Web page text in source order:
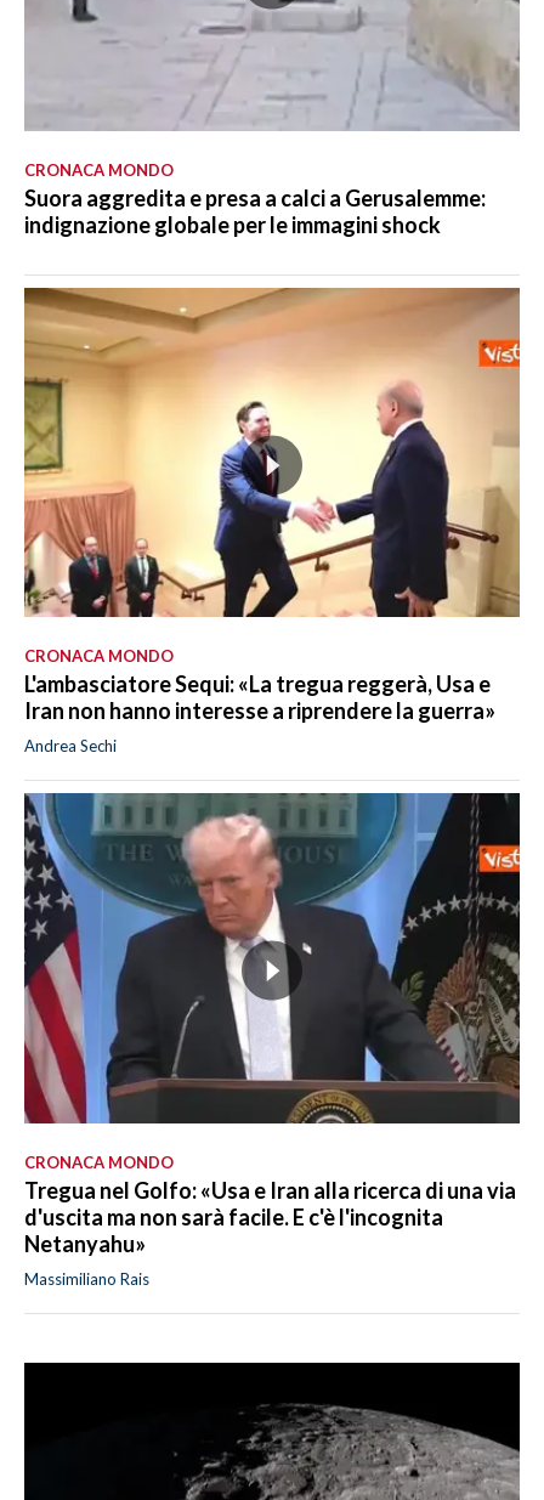
CRONACA MONDO
Suora aggredita e presa a calci a Gerusalemme:
indignazione globale per le immagini shock
CRONACA MONDO
L'ambasciatore Sequi: «La tregua reggerà, Usa e
Iran non hanno interesse a riprendere la guerra»
Andrea Sechi
CRONACA MONDO
Tregua nel Golfo: «Usa e Iran alla ricerca di una via
d'uscita ma non sarà facile. E c'è l'incognita
Netanyahu»
Massimiliano Rais